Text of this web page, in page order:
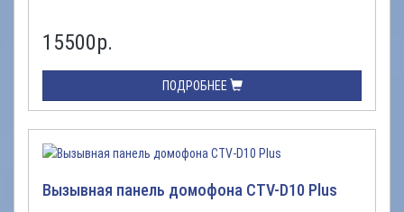
15500р.
ПОДРОБНЕЕ
Вызывная панель домофона CTV-D10 Plus